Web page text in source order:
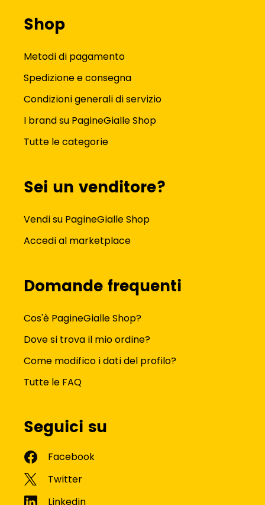
Shop
Metodi di pagamento
Spedizione e consegna
Condizioni generali di servizio
I brand su PagineGialle Shop
Tutte le categorie
Sei un venditore?
Vendi su PagineGialle Shop
Accedi al marketplace
Domande frequenti
Cos'è PagineGialle Shop?
Dove si trova il mio ordine?
Come modifico i dati del profilo?
Tutte le FAQ
Seguici su